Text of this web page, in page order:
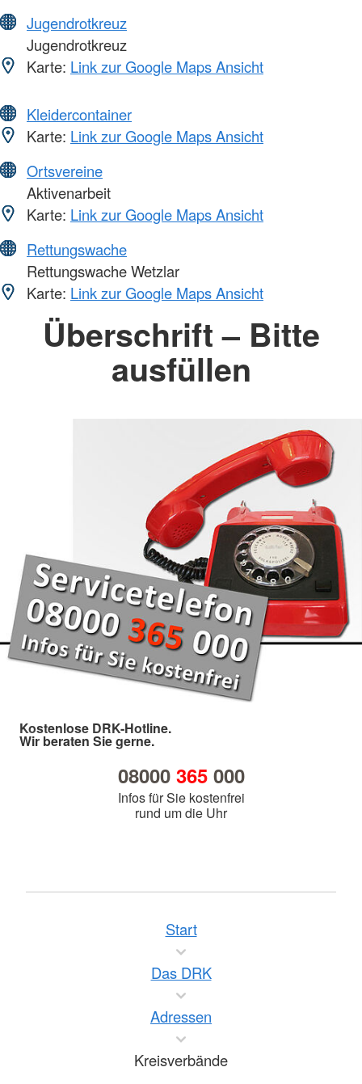
Jugendrotkreuz
Jugendrotkreuz
Karte: Link zur Google Maps Ansicht
Kleidercontainer
Karte: Link zur Google Maps Ansicht
Ortsvereine
Aktivenarbeit
Karte: Link zur Google Maps Ansicht
Rettungswache
Rettungswache Wetzlar
Karte: Link zur Google Maps Ansicht
Überschrift – Bitte
ausfüllen
Kostenlose DRK-Hotline.
Wir beraten Sie gerne.
08000 365000
Infos für Sie kostenfrei
rund um die Uhr
Start
Das DRK
Adressen
Kreisverbände